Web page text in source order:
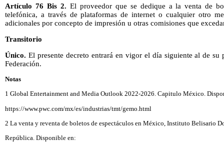
Artículo 76 Bis 2. El proveedor que se dedique a la venta de
telefónica, a través de plataformas de internet o cualquier otro
adicionales por concepto de impresión u otras comisiones que
Transitorio
Único. El presente decreto entrará en vigor el día siguiente al de
Federación.
Notas
1 Global Entertainment and Media Outlook 2022-2026. Capitulo México.
https://www.pwc.com/mx/es/industrias/tmt/gemo.html
2 La venta y reventa de boletos de espectáculos en México, Instituto Belisario
República. Disponible en: